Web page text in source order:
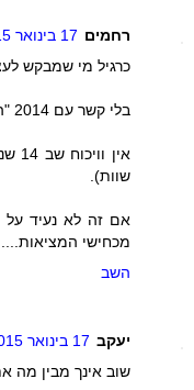
רחמים 17 בינואר 2015 בשעה 18:02
כרגיל מי שמבקש
בלי קשר עם 2014 "היתה החמה" ביותר.
שוות).
אם זה לא נעיד על
מכחישי המציאות....
השב
יעקב 17 בינואר 2015 בשעה 20:51
שוב אינך מבין מה